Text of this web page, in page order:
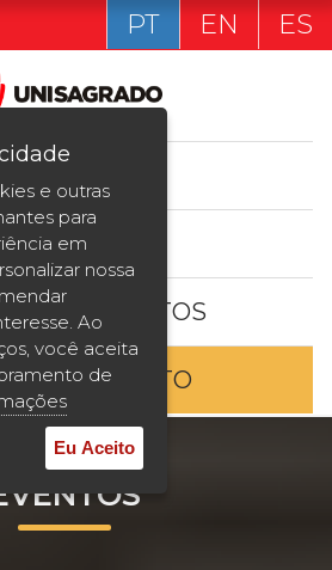
Graduação
e MBA
Duração
Vestibular
Graduação
Transferência
Reingresso
estudande
ser estudante
PT EN ES
AQUI
E DESCONTOS
EM CONTATO
e outras
para
em
nossa
Ao
você aceita
de
Eu Aceito